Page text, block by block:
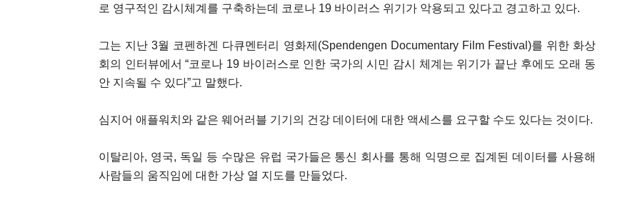
로 영구적인 감시체계를 구축하는데 코로나 19 바이러스 위기가 악용되고 있다고 경고하고 있다.
그는 지난 3월 코펜하겐 다큐멘터리 영화제(Spendengen Documentary Film Festival)를 위한 화상
회의 인터뷰에서 “코로나 19 바이러스로 인한 국가의 시민 감시 체계는 위기가 끝난 후에도 오래 동
안 지속될 수 있다”고 말했다.
심지어 애플워치와 같은 웨어러블 기기의 건강 데이터에 대한 액세스를 요구할 수도 있다는 것이다.
이탈리아, 영국, 독일 등 수많은 유럽 국가들은 통신 회사를 통해 익명으로 집계된 데이터를 사용해
사람들의 움직임에 대한 가상 열 지도를 만들었다.